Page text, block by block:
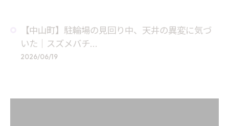
【中山町】駐輪場の見回り中、天井の異変に気づ
いた｜スズメバチ...
2026/06/19